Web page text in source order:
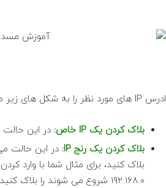
ادرس IP های مورد نظر را به شکل های زیر می توانید وارد کنید:
بلاک کردن یک IP خاص : در این حالت IP مورد نظر را وارد کنید تا فقط آن IP مسدود شود مانند: 192.166.0.20
بلاک کردن یک رنج IP:
۱۹۲.۱۶۸.۰ شروع می شوند را بلاک کنید.